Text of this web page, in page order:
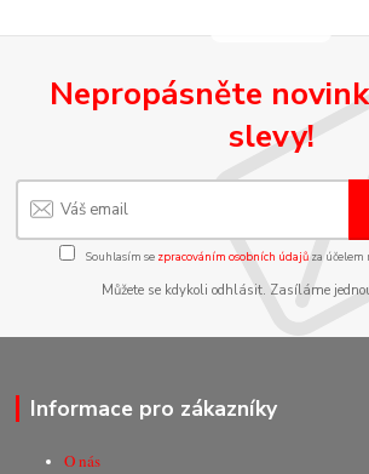
Nepropásněte
slevy!
Souhlasím se zpracováním osobních údajůza účelem
Můžete se kdykoli odhlásit. Zasíláme
Informace pro zákazníky
O nás